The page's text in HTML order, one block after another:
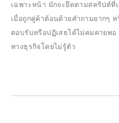
เฉพาะหน้า มักจะยึดตามสคริปต์ที่
เมื่อถูกคู่ค้าต้อนด้วยคำถามยากๆ
ตอบรับหรือปฏิเสธได้ไม่คมคายพอ
ทางธุรกิจโดยไม่รู้ตัว